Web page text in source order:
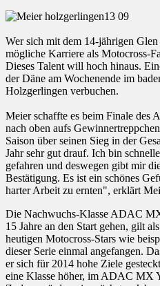
Wer sich mit dem 14-jährigen
mögliche Karriere als Motocross-
Dieses Talent will hoch hinaus.
der Däne am Wochenende im
Holzgerlingen verbuchen.
Meier schaffte es beim Finale
nach oben aufs
Saison über seinen Sieg in der
Jahr sehr gut drauf. Ich bin
gefahren und deswegen gibt mir
Bestätigung. Es ist ein schönes
harter Arbeit zu ernten", erklärt
Die Nachwuchs-Klasse ADAC
15 Jahre an den Start gehen, gilt
heutigen Motocross-Stars wie
dieser Serie einmal angefangen.
er sich für 2014 hohe Ziele
eine Klasse höher, im ADAC MX